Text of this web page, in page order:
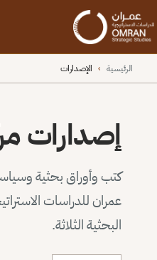
الرئيسية › الإصدارات
إصدارات
كتب وأوراق بحثية
عمران للدراسات
البحثية الثلاثة.